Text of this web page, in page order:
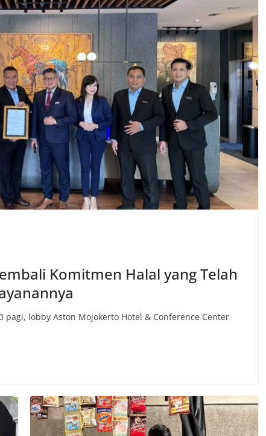
Komitmen Halal yang Telah
pagi, lobby Aston Mojokerto Hotel & Conference Center